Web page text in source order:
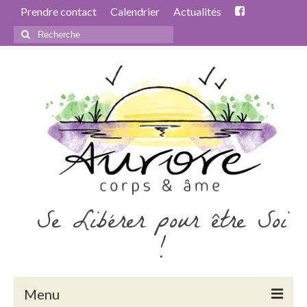
Prendre contact Calendrier Actualités
Rechercher
:
Se Libérer pour être Soi
!
Menu